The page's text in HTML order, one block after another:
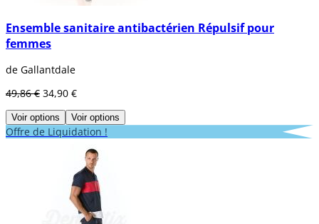
Ensemble sanitaire antibactérien Répulsif pour
femmes
de Gallantdale
49,86 € 34,90 €
Voir options Voir options
Offre de Liquidation !